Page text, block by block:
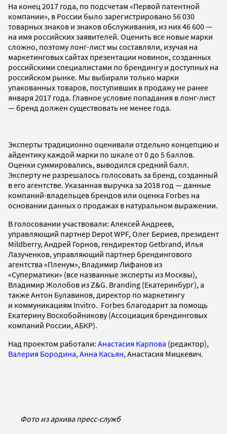
На конец 2017 года, по подсчетам «Первой патентной
компании», в России было зарегистрировано 56 030
товарных знаков и знаков обслуживания, из них 46 600 —
на имя российских заявителей. Оценить все новые марки
сложно, поэтому лонг-лист мы составляли, изучая на
маркетинговых сайтах презентации новинок, созданных
российскими специалистами по брендингу и доступных на
российском рынке. Мы выбирали только марки
упакованных товаров, поступивших в продажу не ранее
января 2017 года. Главное условие попадания в лонг-лист
— бренд должен существовать не менее года.
Эксперты традиционно оценивали отдельно концепцию и
айдентику каждой марки по шкале от 0 до 5 баллов.
Оценки суммировались, выводился средний балл.
Эксперту не разрешалось голосовать за бренд, созданный
в его агентстве. Указанная выручка за 2018 год — данные
компаний-владельцев брендов или оценка Forbes на
основании данных о продажах в натуральном выражении.
В голосовании участвовали: Алексей Андреев,
управляющий партнер Depot WPF, Олег Бериев, президент
Mildberry, Андрей Горнов, гендиректор Getbrand, Илья
Лазученков, управляющий партнер брендингового
агентства «Пленум», Владимир Лифанов из
«Суперматики» (все названные эксперты из Москвы),
Владимир Жолобов из Z&G. Branding (Екатеринбург), а
также Антон Булавинов, директор по маркетингу
и коммуникациям Invitro. Forbes благодарит за помощь
Екатерину Воскобойникову (Ассоциация брендинговых
компаний России, АБКР).
Над проектом работали: Анастасия Карпова (редактор),
Валерия Бородина, Анна Касьян, Анастасия Мицкевич.
Фото из архива пресс-служб